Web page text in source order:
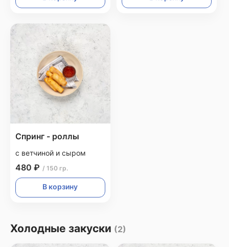
Спринг - роллы
с ветчиной и сыром
480 ₽ / 150 гр.
В корзину
Холодные закуски (2)